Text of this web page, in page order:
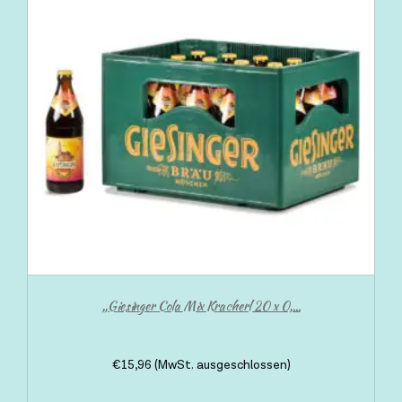
„Giesinger Cola Mix Kracherl 20 x 0,...
€15,96 (MwSt. ausgeschlossen)